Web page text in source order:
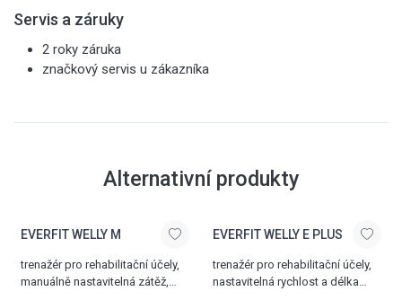
Servis a záruky
2 roky záruka
značkový servis u zákazníka
Alternativní produkty
EVERFIT WELLY M
trenažér pro rehabilitační účely,
manuálně nastavitelná zátěž,
EVERFIT WELLY E PLUS
trenažér pro rehabilitační účely,
nastavitelná rychlost a délka